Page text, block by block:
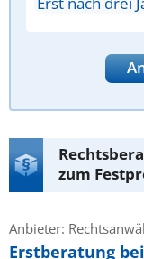
zum
Anbieter:
Erstberatung